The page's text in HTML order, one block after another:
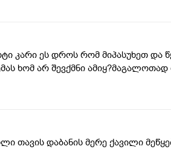
ის ხომ კარდიოლოგი არაა თან
ვერ დავირეკავ ან
კარი ეს დროს რომ მიპასუხეთ და
ხომ არ შევქმნი ამიყ?მაგალოთად
თავის დაბანის მერე ქავილი